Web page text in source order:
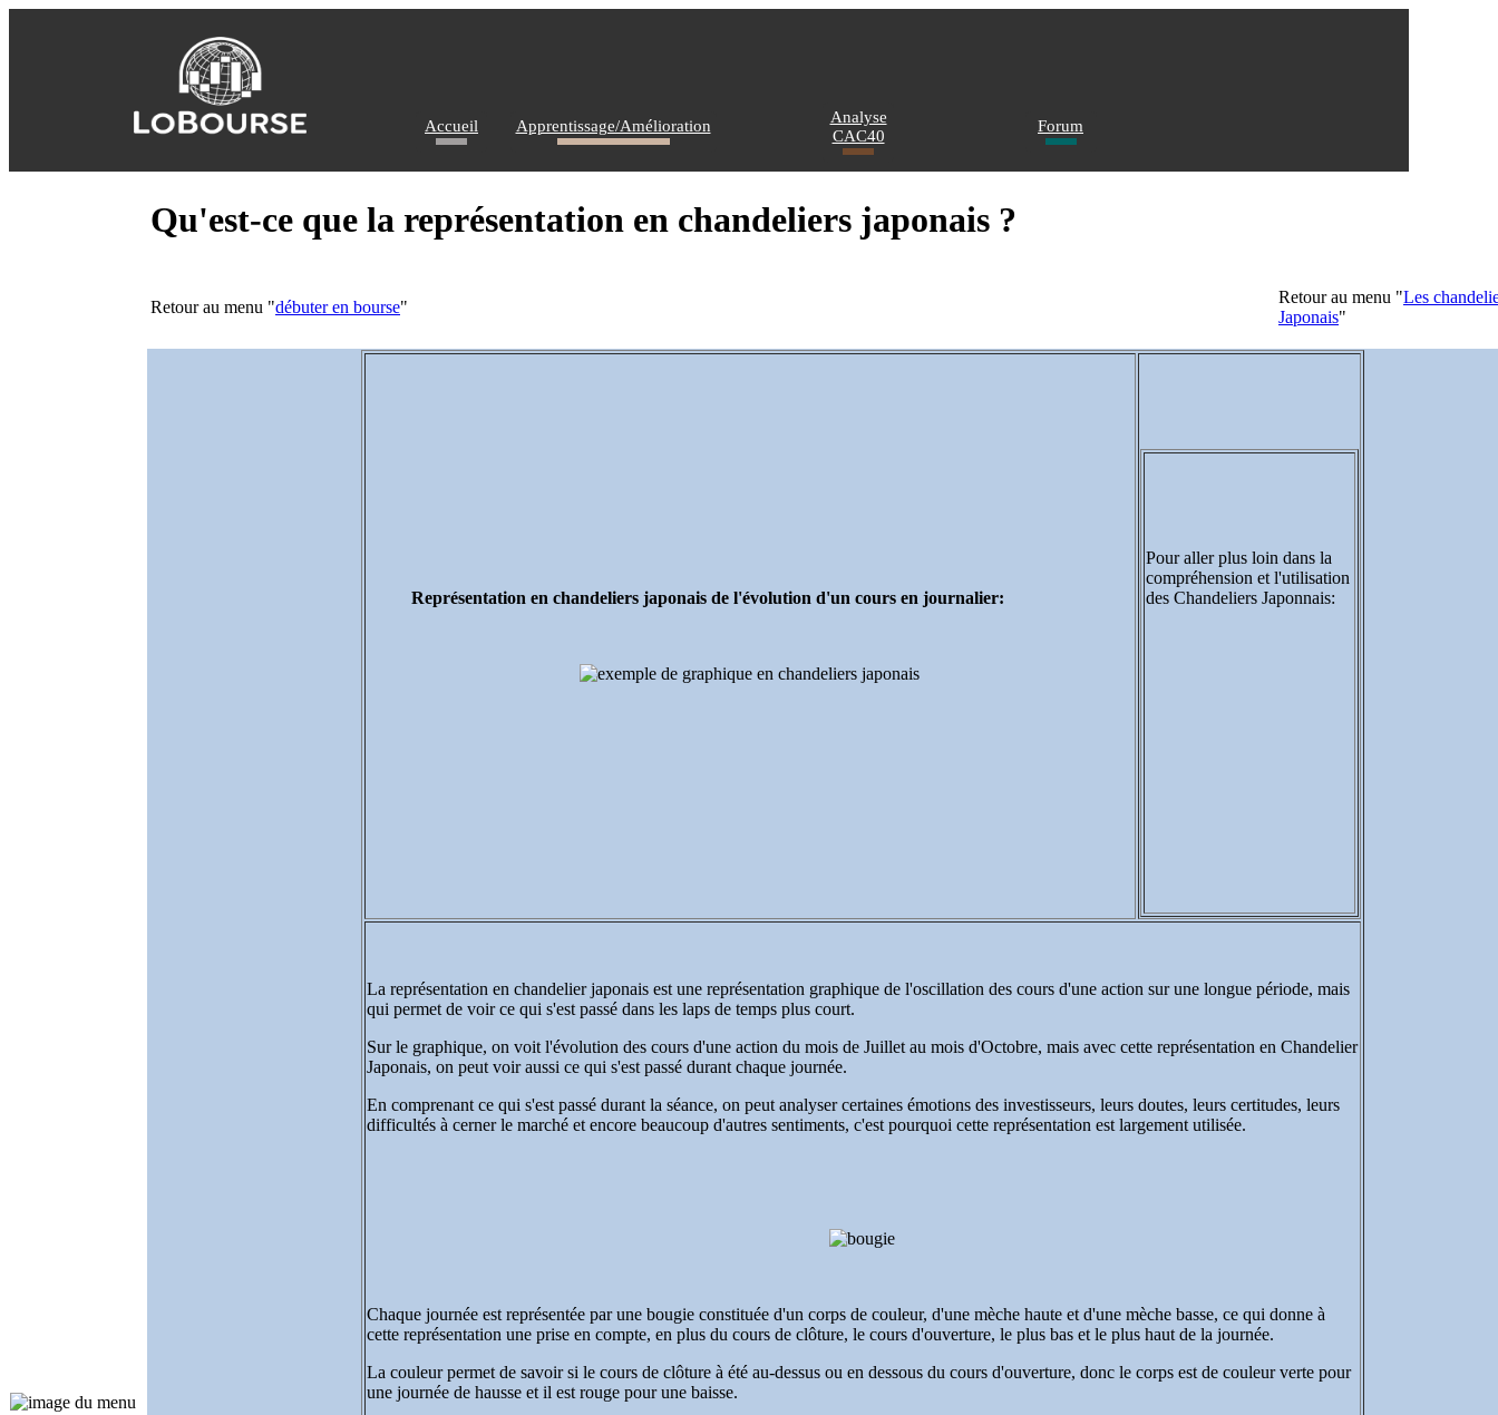
Accueil Apprentissage/Amélioration
Analyse
CAC40
Forum
Qu'est-ce que la représentation en chandeliers japonais ?
Retour au menu "débuter en bourse"
Retour au menu "Les
Japonais"
Représentation en chandeliers japonais de l'évolution d'un cours en journalier:
Pour aller plus loin dans la
compréhension et l'utilisation
des Chandeliers Japonnais:
La représentation en chandelier japonais est une représentation graphique de l'oscillation des cours d'une action sur une longue période, mais
qui permet de voir ce qui s'est passé dans les laps de temps plus court.
Sur le graphique, on voit l'évolution des cours d'une action du mois de Juillet au mois d'Octobre, mais avec cette représentation en Chandelier
Japonais, on peut voir aussi ce qui s'est passé durant chaque journée.
En comprenant ce qui s'est passé durant la séance, on peut analyser certaines émotions des investisseurs, leurs doutes, leurs certitudes, leurs
difficultés à cerner le marché et encore beaucoup d'autres sentiments, c'est pourquoi cette représentation est largement utilisée.
Chaque journée est représentée par une bougie constituée d'un corps de couleur, d'une mèche haute et d'une mèche basse, ce qui donne à
cette représentation une prise en compte, en plus du cours de clôture, le cours d'ouverture, le plus bas et le plus haut de la journée.
La couleur permet de savoir si le cours de clôture à été au-dessus ou en dessous du cours d'ouverture, donc le corps est de couleur verte pour
une journée de hausse et il est rouge pour une baisse.